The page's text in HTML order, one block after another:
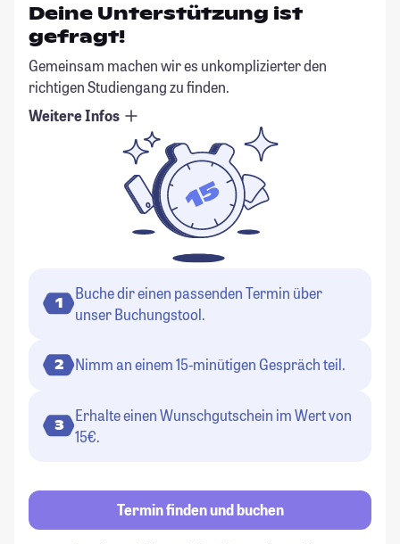
Deine Unterstützung ist
gefragt!
Gemeinsam machen wir es unkomplizierter den
richtigen Studiengang zu finden.
Weitere Infos
1
Buche dir einen passenden Termin über
unser Buchungstool.
2 Nimm an einem 15-minütigen Gespräch teil.
3
Erhalte einen Wunschgutschein im Wert von
15€.
Termin finden und buchen